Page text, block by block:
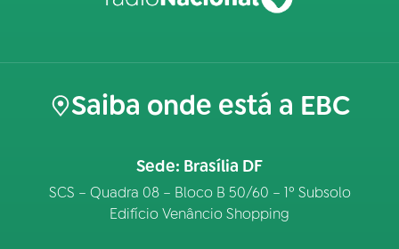
Saiba onde está a EBC
Sede: Brasília DF
SCS – Quadra 08 – Bloco B 50/60 – 1º Subsolo
Edifício Venâncio Shopping